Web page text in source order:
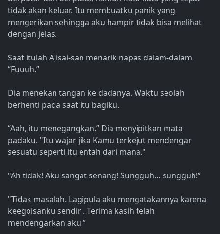
tidak akan keluar. Itu membuatku panik yang
mengerikan sehingga aku hampir tidak bisa melihat
dengan jelas.
Saat itulah Ajisai-san menarik napas dalam-dalam.
“Fuuuh.”
Dia menekan tangan ke dadanya. Waktu seolah
berhenti pada saat itu bagiku.
“Aah, itu menegangkan.” Dia menyipitkan mata
padaku. "Itu wajar jika Kamu terkejut mendengar
sesuatu seperti itu entah dari mana."
"Ah tidak! Aku sangat senang! Sungguh… sungguh!”
"Tidak masalah. Lagipula aku mengatakannya karena
keegoisanku sendiri. Terima kasih telah
mendengarkan aku.”